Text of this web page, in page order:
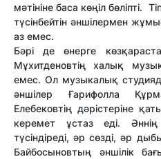
мәтініне баса көңіл бөліпті.
түсінбейтін әншілермен
аз емес.
Бәрі де өнерге
Мұхитденовтің халық
емес. Ол музыкалық
әншілер Ғарифолла
Елебековтің дәрістеріне
керемет ұстаз еді.
түсіндіреді, әр сөзді, әр
Байбосыновтың әншілік